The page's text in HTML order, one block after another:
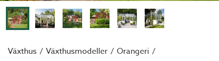
Växthus Växthusmodeller Orangeri